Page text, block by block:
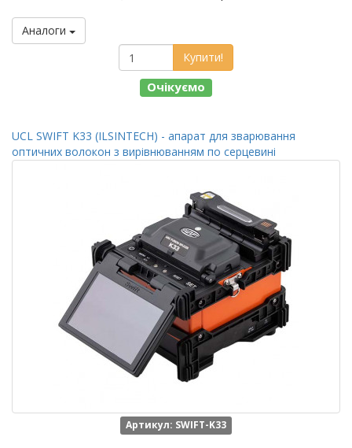
Аналоги
Купити!
Очікуємо
UCL SWIFT K33 (ILSINTECH) - апарат для зварювання
оптичних волокон з вирівнюванням по серцевині
Артикул: SWIFT-K33